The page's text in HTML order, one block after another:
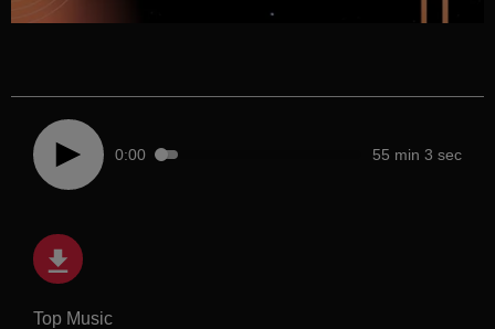
0:00 55 min 3 sec
Top Music